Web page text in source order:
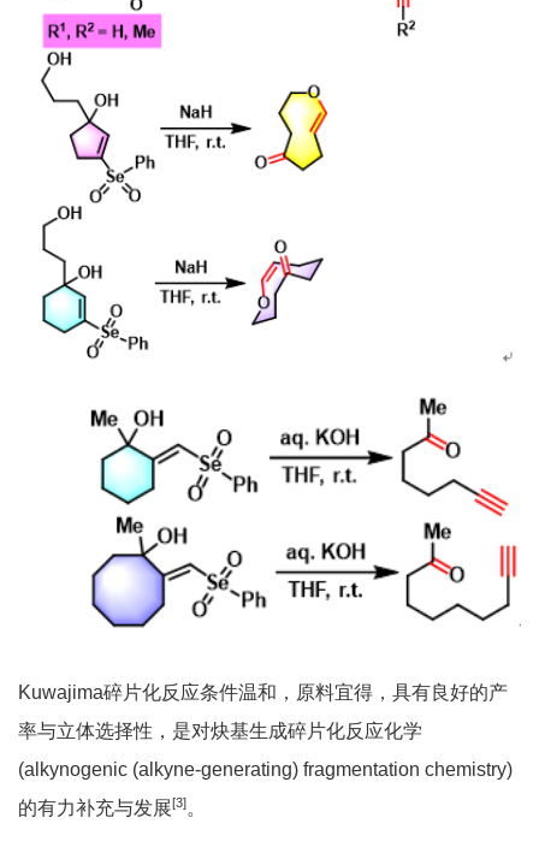
Kuwajima碎片化反应条件温和，原料宜得，具有良好的产
率与立体选择性，是对炔基生成碎片化反应化学
(alkynogenic (alkyne-generating) fragmentation chemistry)
的有力补充与发展[3]。